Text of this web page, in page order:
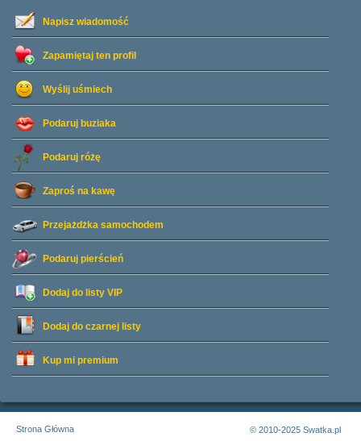
Napisz wiadomość
Zapamiętaj ten profil
Wyślij uśmiech
Podaruj buziaka
Podaruj różę
Zaproś na kawę
Przejażdżka samochodem
Podaruj pierścień
Dodaj do listy VIP
Dodaj do czarnej listy
Kup mi premium
Strona Główna
© 2010-2025 Swatka.pl